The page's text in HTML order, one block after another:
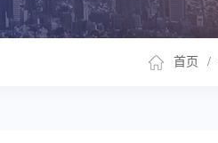
首页 /